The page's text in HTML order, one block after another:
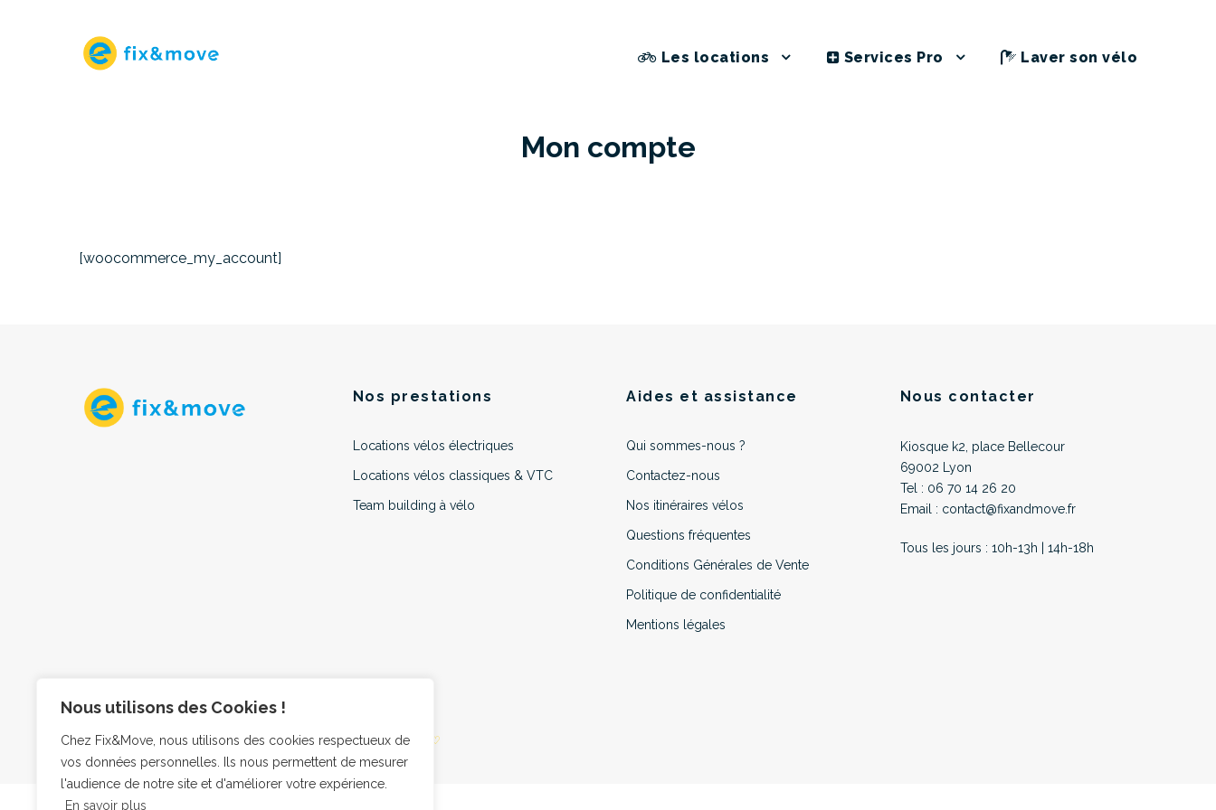
Nous utilisons des Cookies !
Chez Fix&Move, nous utilisons des cookies respectueux de
vos données personnelles. Ils nous permettent de mesurer
l'audience de notre site et d'améliorer votre expérience.
En savoir plus
Les locations Services Pro Laver son vélo
Mon compte
[woocommerce_my_account]
Nos prestations
Locations vélos électriques
Locations vélos classiques & VTC
Team building à vélo
Aides et assistance
Qui sommes-nous ?
Contactez-nous
Nos itinéraires vélos
Questions fréquentes
Conditions Générales de Vente
Politique de confidentialité
Mentions légales
Nous contacter
Kiosque k2, place Bellecour
69002 Lyon
Tel : 06 70 14 26 20
Email : contact@fixandmove.fr
Tous les jours : 10h-13h | 14h-18h
© Fix And Move 2023 - tous droits réservés. Fait à Lyon with ♡